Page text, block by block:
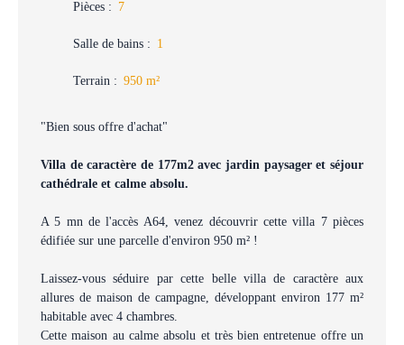
Pièces : 7
Salle de bains : 1
Terrain : 950 m²
"Bien sous offre d'achat"
Villa de caractère de 177m2 avec jardin paysager et séjour
cathédrale et calme absolu.
A 5 mn de l'accès A64, venez découvrir cette villa 7 pièces
édifiée sur une parcelle d'environ 950 m² !
Laissez-vous séduire par cette belle villa de caractère aux
allures de maison de campagne, développant environ 177 m²
habitable avec 4 chambres.
Cette maison au calme absolu et très bien entretenue offre un